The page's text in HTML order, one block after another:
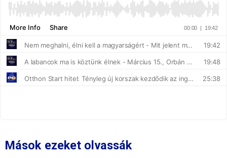
Mások ezeket olvassák